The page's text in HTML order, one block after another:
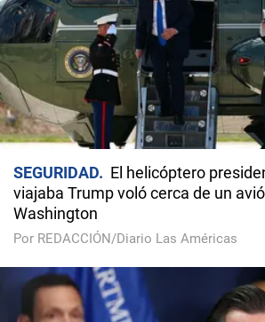
SEGURIDAD
El helicóptero
viajaba Trump voló cerca de un
Washington
Por REDACCIÓN/Diario Las Américas